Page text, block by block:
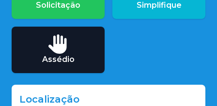
Solicitação Simplifique
Assédio
Localização